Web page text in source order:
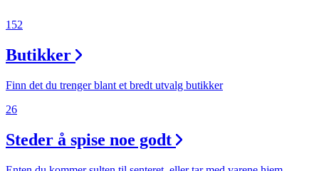
Ledige stillinger
Magasin
152
Butikker
Finn det du trenger blant et bredt utvalg butikker
26
Steder å spise noe godt